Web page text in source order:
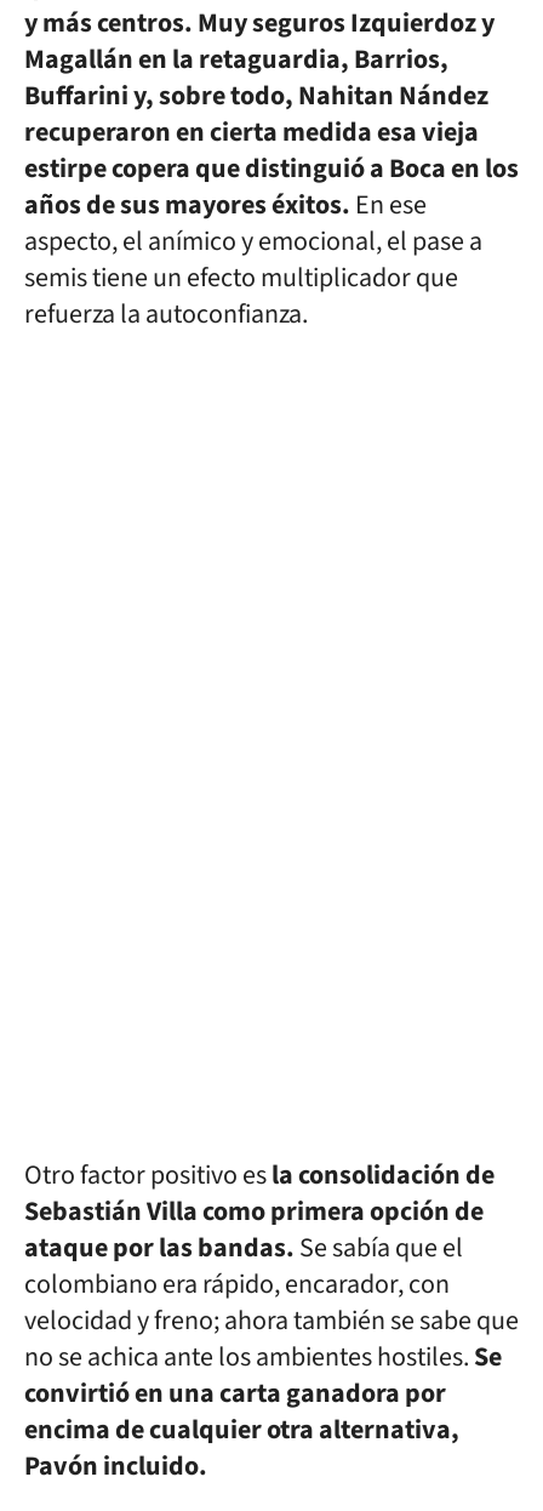
y más centros. Muy seguros Izquierdoz y
Magallán en la retaguardia, Barrios,
Buffarini y, sobre todo, Nahitan Nández
recuperaron en cierta medida esa vieja
estirpe copera que distinguió a Boca en los
años de sus mayores éxitos. En ese
aspecto, el anímico y emocional, el pase a
semis tiene un efecto multiplicador que
refuerza la autoconfianza.
Otro factor positivo esla consolidación de
Sebastián Villa como primera opción de
ataque por las bandas.Se sabía que el
colombiano era rápido, encarador, con
velocidad y freno; ahora también se sabe que
no se achica ante los ambientes hostiles.Se
convirtió en una carta ganadora por
encima de cualquier otra alternativa,
Pavón incluido.